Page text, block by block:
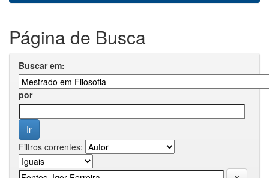
Página de Busca
Buscar em:
por
Filtros correntes: